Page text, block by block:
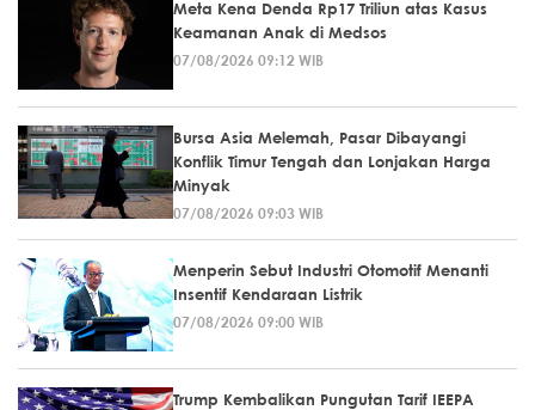
Meta Kena Denda Rp17 Triliun atas Kasus
Keamanan Anak di Medsos
07/08/2026 09:12 WIB
Bursa Asia Melemah, Pasar Dibayangi
Konflik Timur Tengah dan Lonjakan Harga
Minyak
07/08/2026 09:03 WIB
Menperin Sebut Industri Otomotif Menanti
Insentif Kendaraan Listrik
07/08/2026 09:00 WIB
Trump Kembalikan Pungutan Tarif IEEPA